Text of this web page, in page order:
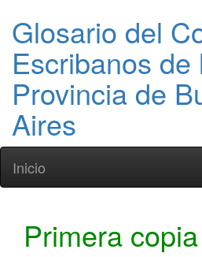
Glosario del
Escribanos de
Provincia de
Aires
Inicio
Primera copia